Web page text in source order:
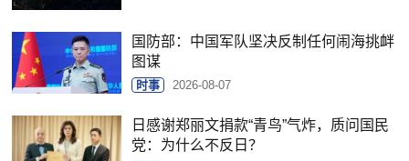
国防部：中国军队坚决反制任何闹海挑衅
图谋
时事 2026-08-07
日感谢郑丽文捐款“青鸟”气炸，质问国民
党：为什么不反日？